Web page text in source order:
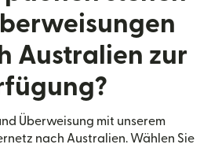
Australien zur
Überweisung mit unserem
nach Australien. Wählen Sie